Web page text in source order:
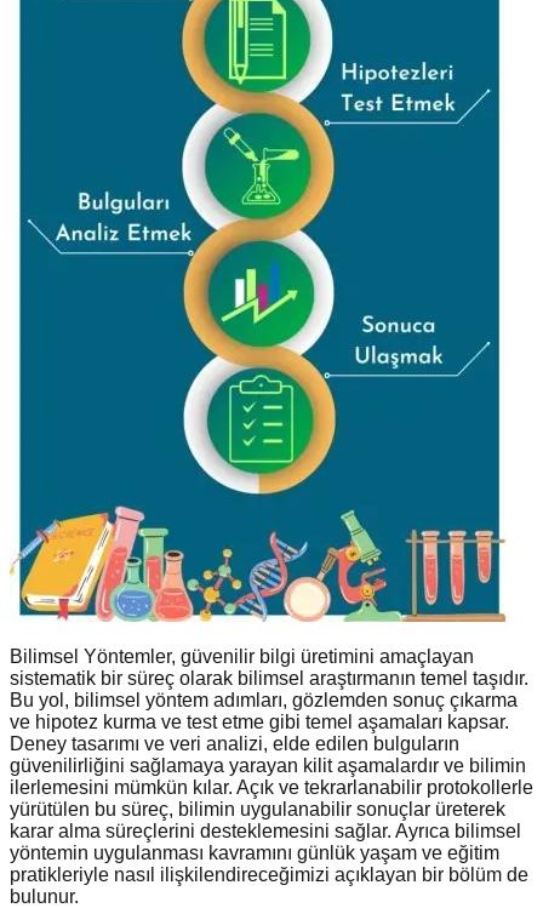
Bilimsel Yöntemler, güvenilir bilgi üretimini amaçlayan
sistematik bir süreç olarak bilimsel araştırmanın temel taşıdır.
Bu yol, bilimsel yöntem adımları, gözlemden sonuç çıkarma
ve hipotez kurma ve test etme gibi temel aşamaları kapsar.
Deney tasarımı ve veri analizi, elde edilen bulguların
güvenilirliğini sağlamaya yarayan kilit aşamalardır ve bilimin
ilerlemesini mümkün kılar. Açık ve tekrarlanabilir protokollerle
yürütülen bu süreç, bilimin uygulanabilir sonuçlar üreterek
karar alma süreçlerini desteklemesini sağlar. Ayrıca bilimsel
yöntemin uygulanması kavramını günlük yaşam ve eğitim
pratikleriyle nasıl ilişkilendireceğimizi açıklayan bir bölüm de
bulunur.